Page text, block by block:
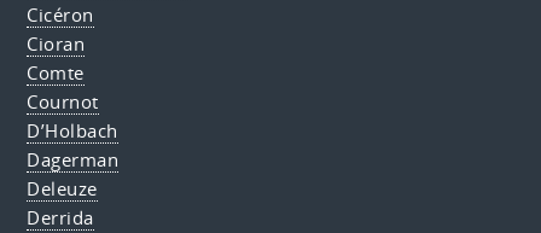
Cicéron
Cioran
Comte
Cournot
D’Holbach
Dagerman
Deleuze
Derrida